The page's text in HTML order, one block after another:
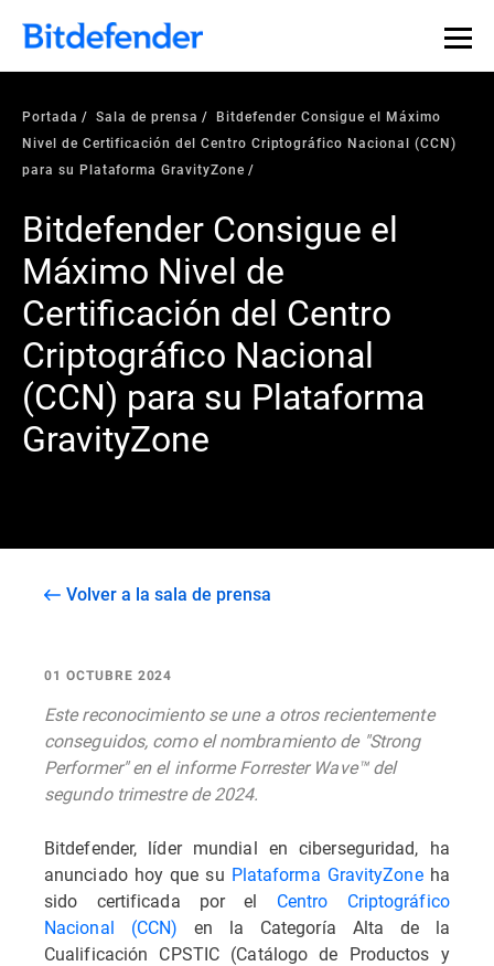
Portada Sala de prensa
Bitdefender Consigue el Máximo
Nivel de Certificación del Centro Criptográfico Nacional (CCN)
para su Plataforma GravityZone
Bitdefender Consigue el
Máximo Nivel de
Certificación del Centro
Criptográfico Nacional
(CCN) para su Plataforma
GravityZone
Volver a la sala de prensa
01 OCTUBRE 2024
Este reconocimiento se une a otros recientemente
conseguidos, como el nombramiento de "Strong
Performer" en el informe Forrester Wave™ del
segundo trimestre de 2024.
Bitdefender, líder mundial en ciberseguridad, ha
anunciado hoy que su Plataforma GravityZoneha
sido certificada por el Centro Criptográfico
Nacional (CCN) en la Categoría Alta de la
Cualificación CPSTIC (Catálogo de Productos y